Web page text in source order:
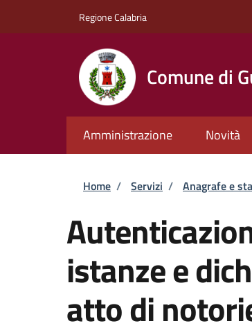
Regione Calabria
Comune di
Amministrazione Novità
Briciole di
Home / Servizi / Anagrafe e
istanze e
atto di